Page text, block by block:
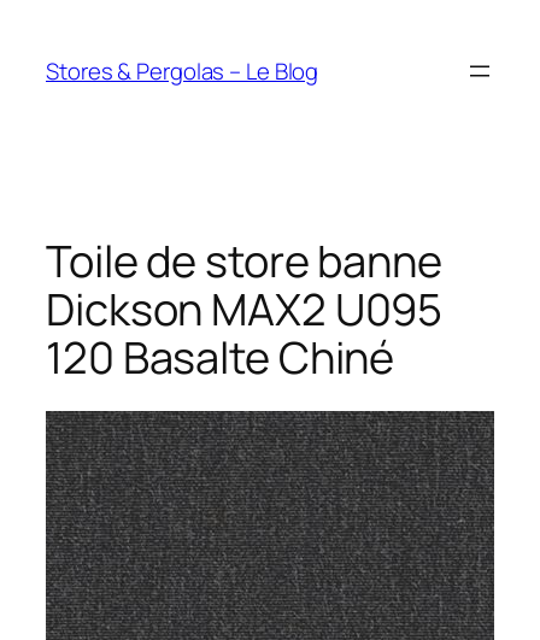
contenu
Stores & Pergolas – Le Blog
Toile de store banne
Dickson MAX2 U095
120 Basalte Chiné